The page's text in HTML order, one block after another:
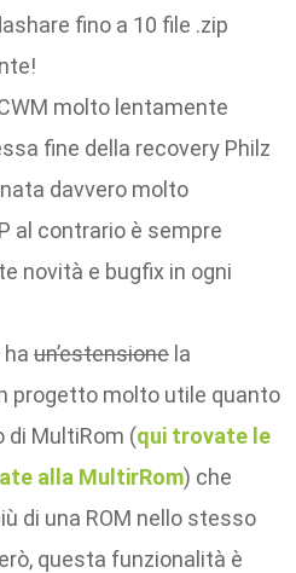
fino a 10 file .zip
molto lentamente
fine della recovery Philz
davvero molto
al contrario è sempre
novità e bugfix in ogni
ha un’estensione la
progetto molto utile quanto
di MultiRom (qui trovate le
alla MultirRom) che
di una ROM nello stesso
questa funzionalità è